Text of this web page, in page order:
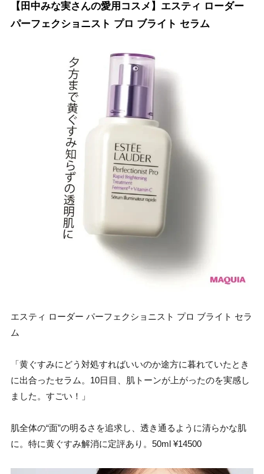
【田中みな実さんの愛用コスメ】エスティ ローダー
パーフェクショニスト プロ ブライト セラム
エスティ ローダー パーフェクショニスト プロ ブライト セラ
ム
「黄ぐすみにどう対処すればいいのか途方に暮れていたとき
に出合ったセラム。10日目、肌トーンが上がったのを実感し
ました。すごい！」
肌全体の“面”の明るさを追求し、透き通るように清らかな肌
に。特に黄ぐすみ解消に定評あり。50ml ¥14500